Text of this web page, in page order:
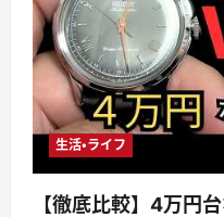
生活・ライフ
【徹底比較】4万円